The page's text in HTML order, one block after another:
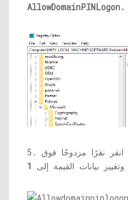
AllowDomainPINLogon.
وتغيير بيانات القيمة إلى 1